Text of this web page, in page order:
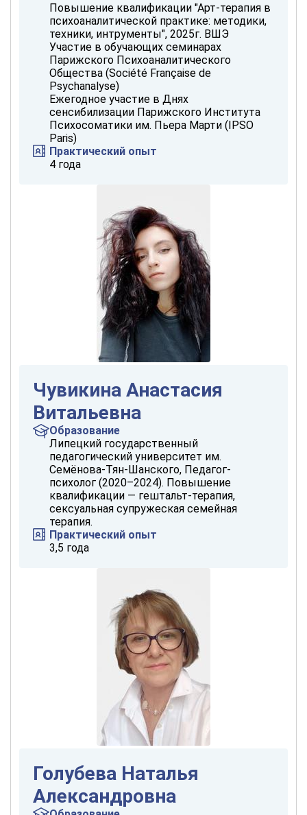
‌Повышение квалификации "Арт-терапия в
психоаналитической практике: методики,
техники, интрументы", 2025г. ВШЭ
Участие в обучающих семинарах
Парижского Психоаналитического
Общества (Société Française de
Psychanalyse)
Ежегодное участие в Днях
сенсибилизации Парижского Института
Психосоматики им. Пьера Марти (IPSO
Paris)
Практический опыт
4 года
Чувикина Анастасия
Витальевна
Образование
Липецкий государственный
педагогический университет им.
Семёнова-Тян-Шанского, Педагог-
психолог (2020–2024). Повышение
квалификации — гештальт-терапия,
сексуальная супружеская семейная
терапия.
Практический опыт
3,5 года
Голубева Наталья
Александровна